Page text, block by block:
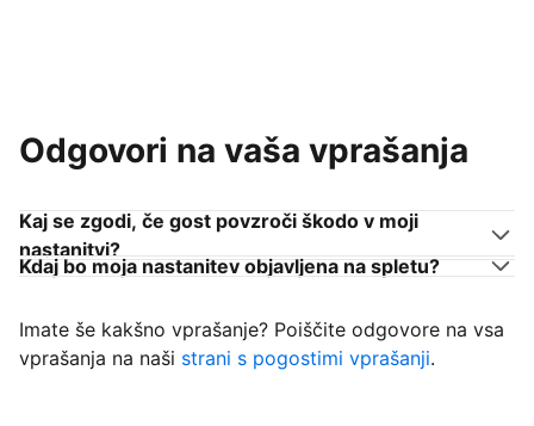
Odgovori na vaša vprašanja
Kaj se zgodi, če gost povzroči škodo v moji
nastanitvi?
Kdaj bo moja nastanitev objavljena na spletu?
Imate še kakšno vprašanje? Poiščite odgovore na vsa
vprašanja na naši strani s pogostimi vprašanji.